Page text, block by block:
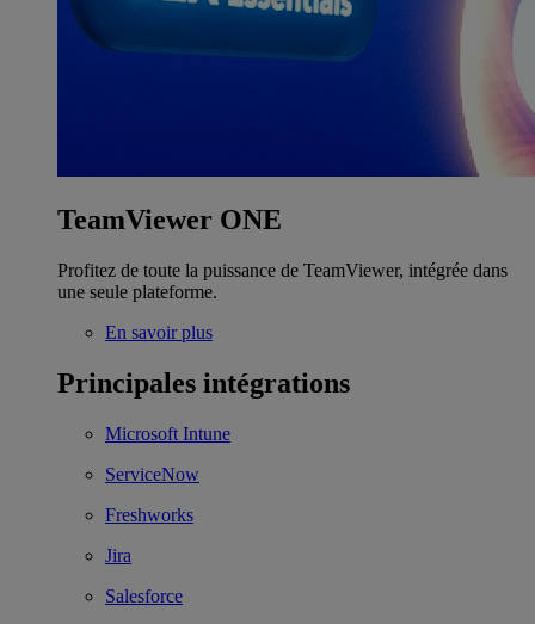
TeamViewer ONE
Profitez de toute la puissance de TeamViewer, intégrée dans
une seule plateforme.
En savoir plus
Principales intégrations
Microsoft Intune
ServiceNow
Freshworks
Jira
Salesforce